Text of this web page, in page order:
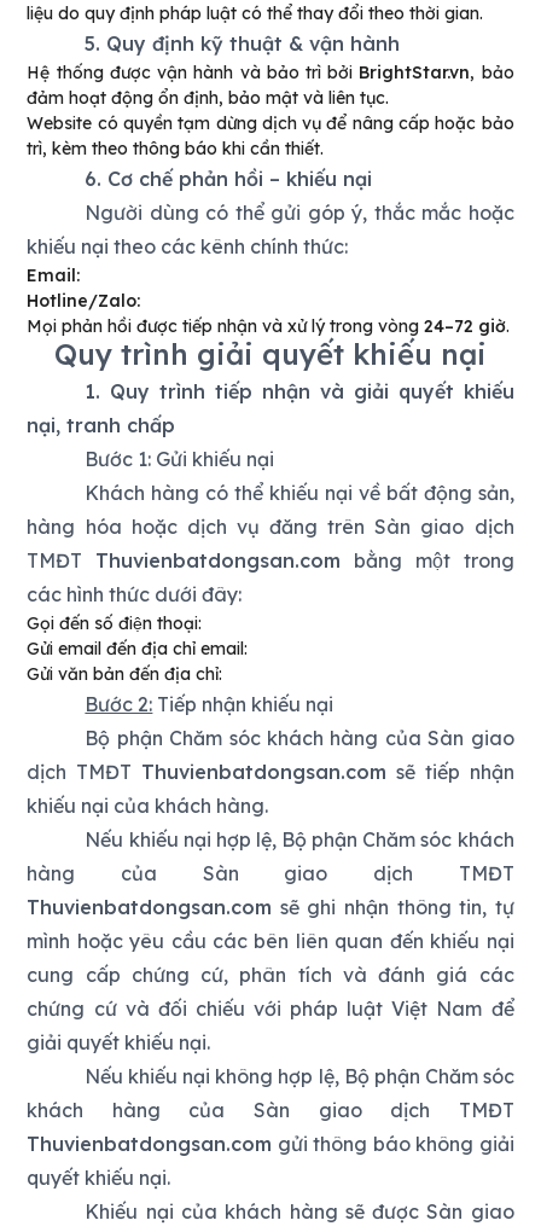
liệu do quy định pháp luật có thể thay đổi theo thời gian.
5. Quy định kỹ thuật & vận hành
Hệ thống được vận hành và bảo trì bởi BrightStar.vn, bảo
đảm hoạt động ổn định, bảo mật và liên tục.
Website có quyền tạm dừng dịch vụ để nâng cấp hoặc bảo
trì, kèm theo thông báo khi cần thiết.
6. Cơ chế phản hồi – khiếu nại
Người dùng có thể gửi góp ý, thắc mắc hoặc
khiếu nại theo các kênh chính thức:
Email:
Hotline/Zalo:
Mọi phản hồi được tiếp nhận và xử lý trong vòng24–72 giờ.
Quy trình giải quyết khiếu nại
1. Quy trình tiếp nhận và giải quyết khiếu
nại, tranh chấp
Bước 1: Gửi khiếu nại
Khách hàng có thể khiếu nại về bất động sản,
hàng hóa hoặc dịch vụ đăng trên Sàn giao dịch
TMĐT Thuvienbatdongsan.com bằng một trong
các hình thức dưới đây:
Gọi đến số điện thoại:
Gửi email đến địa chỉ email:
Gửi văn bản đến địa chỉ:
Bước 2: Tiếp nhận khiếu nại
Bộ phận Chăm sóc khách hàng của Sàn giao
dịch TMĐT Thuvienbatdongsan.com sẽ tiếp nhận
khiếu nại của khách hàng.
Nếu khiếu nại hợp lệ, Bộ phận Chăm sóc khách
hàng của Sàn giao dịch TMĐT
Thuvienbatdongsan.com sẽ ghi nhận thông tin, tự
mình hoặc yêu cầu các bên liên quan đến khiếu nại
cung cấp chứng cứ, phân tích và đánh giá các
chứng cứ và đối chiếu với pháp luật Việt Nam để
giải quyết khiếu nại.
Nếu khiếu nại không hợp lệ, Bộ phận Chăm sóc
khách hàng của Sàn giao dịch TMĐT
Thuvienbatdongsan.com gửi thông báo không giải
quyết khiếu nại.
Khiếu nại của khách hàng sẽ được Sàn giao